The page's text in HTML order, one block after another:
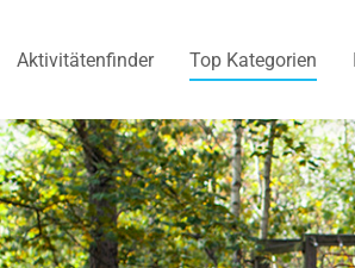
Aktivitätenfinder Top Kategorien